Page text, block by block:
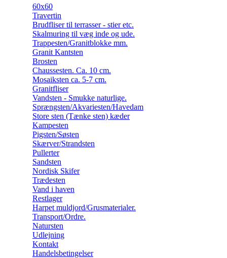
60x60
Travertin
Brudfliser til terrasser - stier etc.
Skalmuring til væg inde og ude.
Trappesten/Granitblokke mm.
Granit Kantsten
Brosten
Chaussesten. Ca. 10 cm.
Mosaiksten ca. 5-7 cm.
Granitfliser
Vandsten - Smukke naturlige.
Sprængsten/Akvariesten/Havedam
Store sten (Tænke sten) kæder
Kampesten
Pigsten/Søsten
Skærver/Strandsten
Pullerter
Sandsten
Nordisk Skifer
Trædesten
Vand i haven
Restlager
Harpet muldjord/Grusmaterialer.
Transport/Ordre.
Natursten
Udlejning
Kontakt
Handelsbetingelser